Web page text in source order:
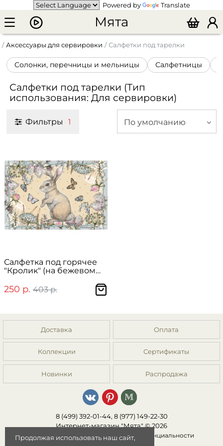
Powered by Translate
Мята
Аксессуары для сервировки Салфетки под тарелки
Солонки, перечницы и мельницы Салфетницы
Салфетки под тарелки (Тип
использования: Для сервировки)
Фильтры 1 По умолчанию
Салфетка под горячее
"Кролик" (на бежевом
250 р. 403 р.
Доставка Оплата
Коллекции Сертификаты
Новинки Распродажа
8 (499) 392-01-44, 8 (977) 149-22-30
Интернет-магазин "Мята" © 2026
Публичная оферта|Политика конфиденциальности
Продолжая использовать наш сайт,